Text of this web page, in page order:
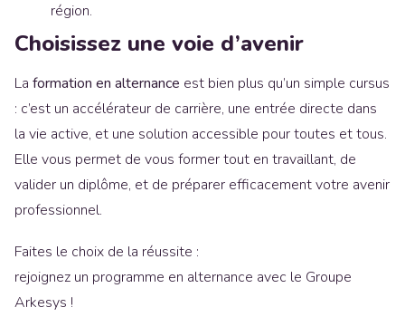
région.
Choisissez une voie d’avenir
La formation en alternance est bien plus qu’un simple cursus
: c’est un accélérateur de carrière, une entrée directe dans
la vie active, et une solution accessible pour toutes et tous.
Elle vous permet de vous former tout en travaillant, de
valider un diplôme, et de préparer efficacement votre avenir
professionnel.
Faites le choix de la réussite :
rejoignez un programme en alternance avec le Groupe
Arkesys !